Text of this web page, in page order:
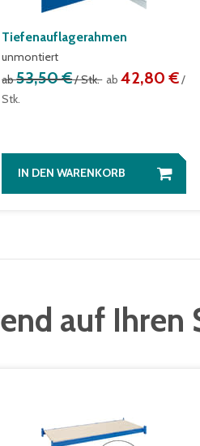
Tiefenauflagerahmen
unmontiert
ab53,50 €/ Stk. ab42,80 €/
Stk.
IN DEN WARENKORB
auf Ihren